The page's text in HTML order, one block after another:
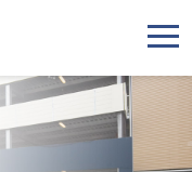
メ
ュ
ー